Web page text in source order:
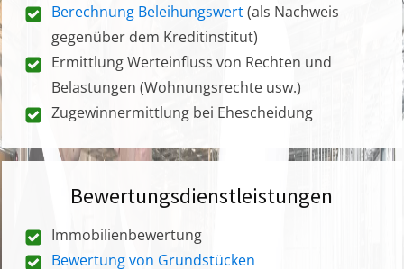
Berechnung Beleihungswert(als Nachweis
gegenüber dem Kreditinstitut)
Ermittlung Werteinfluss von Rechten und
Belastungen (Wohnungsrechte usw.)
Zugewinnermittlung bei Ehescheidung
Bewertungsdienstleistungen
Immobilienbewertung
Bewertung von Grundstücken